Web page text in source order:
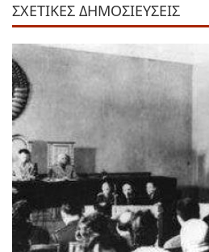
ΣΧΕΤΙΚΕΣ ΔΗΜΟΣΙΕΥΣΕΙΣ